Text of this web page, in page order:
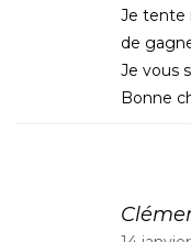
Je tente
de
Je vous
Bonne